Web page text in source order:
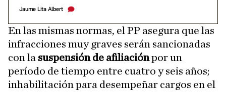
Jaume Lita Albert
En las mismas normas, el PP asegura que las
infracciones muy graves serán sancionadas
con la suspensión de afiliaciónpor un
período de tiempo entre cuatro y seis años;
inhabilitación para desempeñar cargos en el